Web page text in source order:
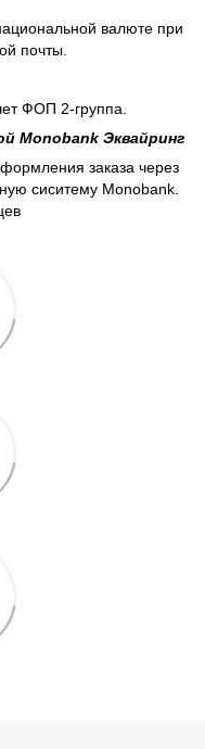
валюте при
почты.
ФОП 2-группа.
Monobank Эквайринг
заказа через
сиситему Monobank.